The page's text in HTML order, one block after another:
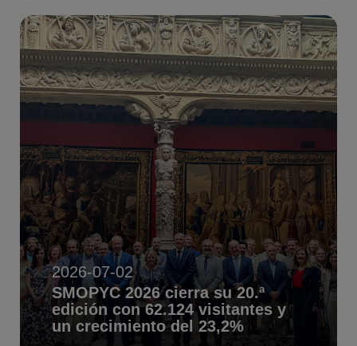
2026-07-02
SMOPYC 2026 cierra su 20.ª
edición con 62.124 visitantes y
un crecimiento del 23,2%